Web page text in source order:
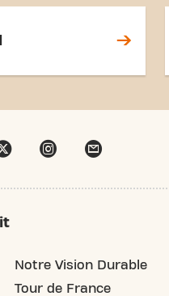
Notre Vision Durable
Tour de France